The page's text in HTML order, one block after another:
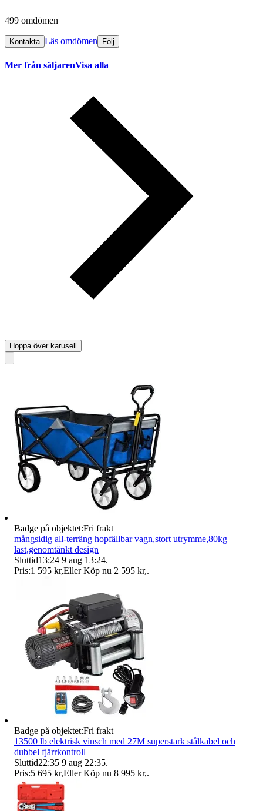
499 omdömen
Kontakta Läs omdömen Följ
Mer från säljarenVisa alla
Hoppa över karusell
Badge på objektet:Fri frakt
mångsidig all-terräng hopfällbar vagn,stort utrymme,80kg
last,genomtänkt design
Sluttid13:24 9 aug 13:24.
Pris:1 595 kr,Eller Köp nu 2 595 kr,.
Badge på objektet:Fri frakt
13500 lb elektrisk vinsch med 27M superstark stålkabel och
dubbel fjärrkontroll
Sluttid22:35 9 aug 22:35.
Pris:5 695 kr,Eller Köp nu 8 995 kr,.